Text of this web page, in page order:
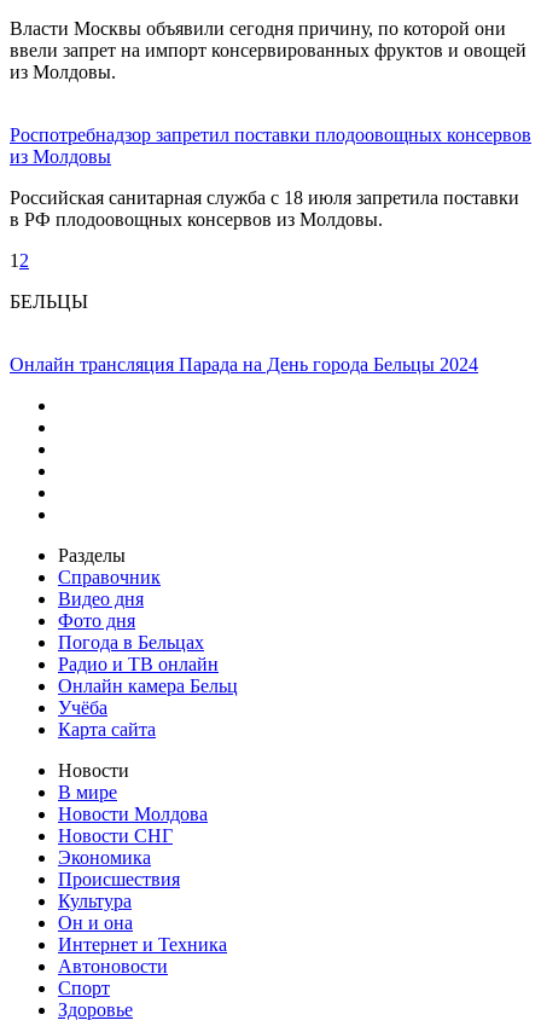
Власти Москвы объявили сегодня причину, по которой они
ввели запрет на импорт консервированных фруктов и овощей
из Молдовы.
Роспотребнадзор запретил поставки плодоовощных консервов
из Молдовы
Российская санитарная служба с 18 июля запретила поставки
в РФ плодоовощных консервов из Молдовы.
1 2
БЕЛЬЦЫ
Онлайн трансляция Парада на День города Бельцы 2024
Разделы
Справочник
Видео дня
Фото дня
Погода в Бельцах
Радио и ТВ онлайн
Онлайн камера Бельц
Учёба
Карта сайта
Новости
В мире
Новости Молдова
Новости СНГ
Экономика
Происшествия
Культура
Он и она
Интернет и Техника
Автоновости
Спорт
Здоровье